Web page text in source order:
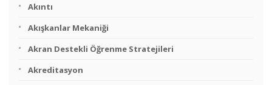
Akıntı
Akışkanlar Mekaniği
Akran Destekli Öğrenme Stratejileri
Akreditasyon